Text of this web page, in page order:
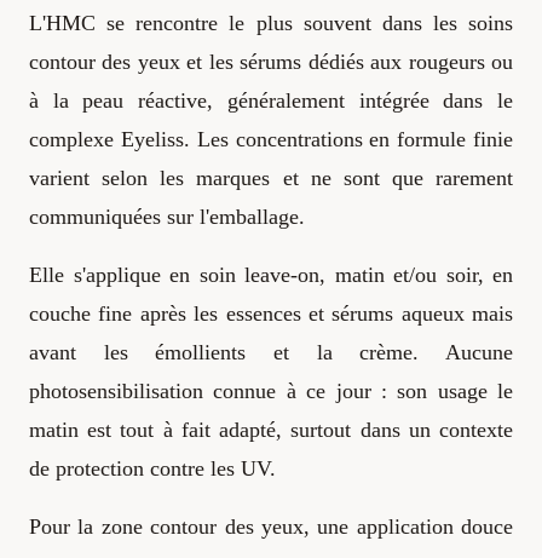
L'HMC se rencontre le plus souvent dans les soins
contour des yeux et les sérums dédiés aux rougeurs ou
à la peau réactive, généralement intégrée dans le
complexe Eyeliss. Les concentrations en formule finie
varient selon les marques et ne sont que rarement
communiquées sur l'emballage.
Elle s'applique en soin leave-on, matin et/ou soir, en
couche fine après les essences et sérums aqueux mais
avant les émollients et la crème. Aucune
photosensibilisation connue à ce jour : son usage le
matin est tout à fait adapté, surtout dans un contexte
de protection contre les UV.
Pour la zone contour des yeux, une application douce